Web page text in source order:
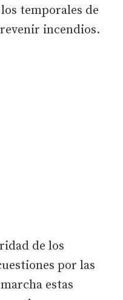
temporales de
incendios.
de los
por las
estas